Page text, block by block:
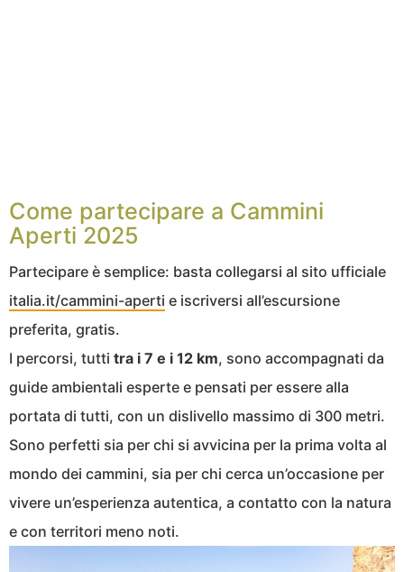
Come partecipare a Cammini
Aperti 2025
Partecipare è semplice: basta collegarsi al sito ufficiale
italia.it/cammini-aperti e iscriversi all’escursione
preferita, gratis.
I percorsi, tutti tra i 7 e i 12 km, sono accompagnati da
guide ambientali esperte e pensati per essere alla
portata di tutti, con un dislivello massimo di 300 metri.
Sono perfetti sia per chi si avvicina per la prima volta al
mondo dei cammini, sia per chi cerca un’occasione per
vivere un’esperienza autentica, a contatto con la natura
e con territori meno noti.